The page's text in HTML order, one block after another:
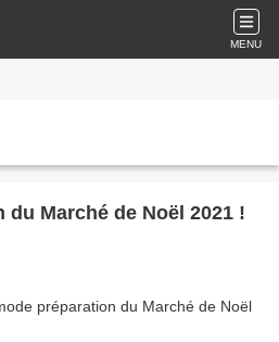
MENU
du Marché de Noël 2021 !